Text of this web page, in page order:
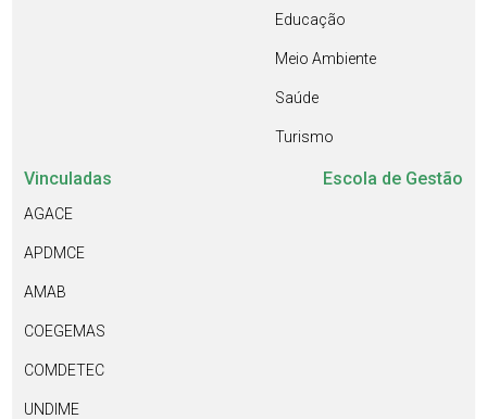
Educação
Meio Ambiente
Saúde
Turismo
Vinculadas
AGACE
APDMCE
AMAB
COEGEMAS
COMDETEC
UNDIME
Escola de Gestão